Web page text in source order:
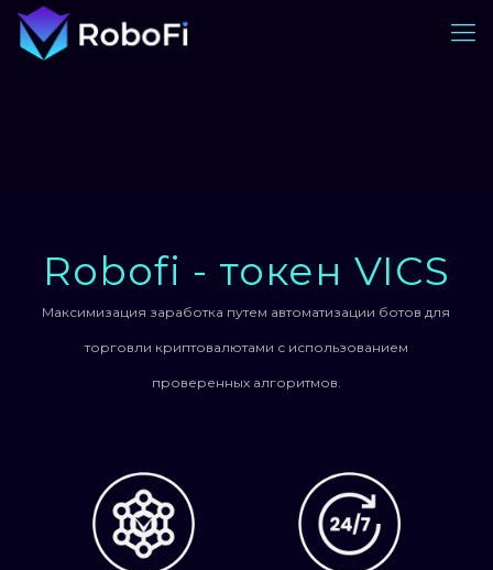
Robofi - токен VICS
Максимизация заработка путем автоматизации ботов для
торговли криптовалютами с использованием
проверенных алгоритмов.